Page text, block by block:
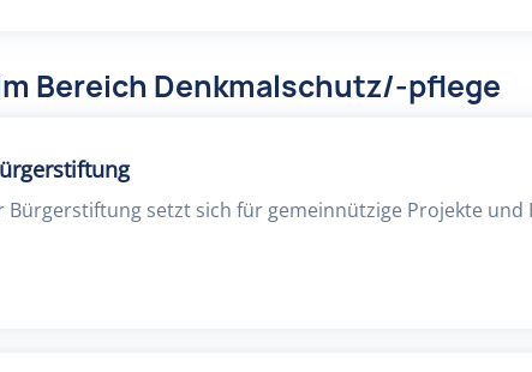
Bereich Denkmalschutz/-pflege
Bürgerstiftung setzt sich für gemeinnützige Projekte und